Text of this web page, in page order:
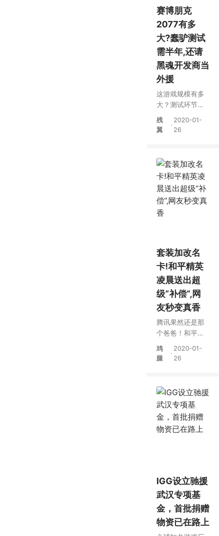
赛博朋克
2077有多
大?蠢驴测试
需半年,还请
黑魂开发商当
外援
这游戏规模有多
大？测试环节长
达半年，还是两
家厂商一起做
残
翼
·
2020-01-
26
套装加改名
卡!和平精英
凌晨送出超
级“补偿”,网
友秒变真香
腾讯果然还是那
个爸爸！和平精
英炸服后，连发5
封邮件“补偿”
鸡
腿
·
2020-01-
26
IGG设立驰援
武汉专项基
金，首批捐赠
物资已在路上